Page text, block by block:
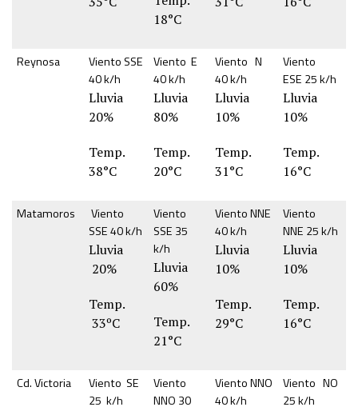
18°C
Reynosa
Viento SSE
40 k/h
Lluvia
20%
Temp.
38°C
Viento E
40 k/h
Lluvia
80%
Temp.
20°C
Viento N
40 k/h
Lluvia
10%
Temp.
31°C
Viento
ESE 25 k/h
Lluvia
10%
Temp.
16°C
Matamoros
Viento
SSE 40 k/h
Lluvia
20%
Temp.
33ºC
Viento
SSE 35
k/h
Lluvia
60%
Temp.
21°C
Viento NNE
40 k/h
Lluvia
10%
Temp.
29°C
Viento
NNE 25 k/h
Lluvia
10%
Temp.
16°C
Cd. Victoria
Viento SE
25 k/h
Viento
NNO 30
Viento NNO
40 k/h
Viento NO
25 k/h